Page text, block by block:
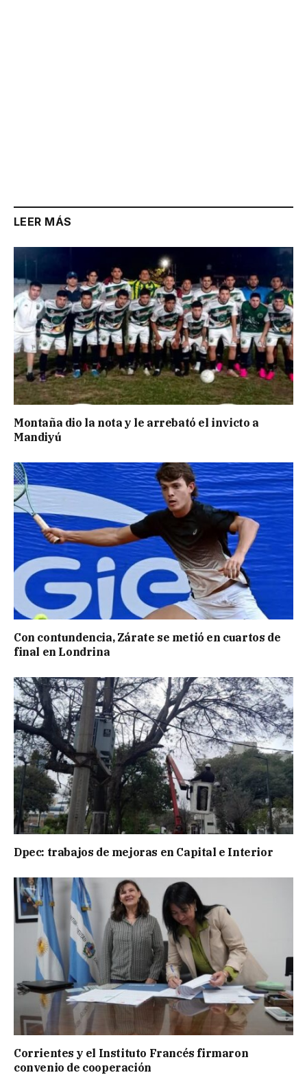
LEER MÁS
Montaña dio la nota y le arrebató el invicto a
Mandiyú
Con contundencia, Zárate se metió en cuartos de
final en Londrina
Dpec: trabajos de mejoras en Capital e Interior
Corrientes y el Instituto Francés firmaron
convenio de cooperación